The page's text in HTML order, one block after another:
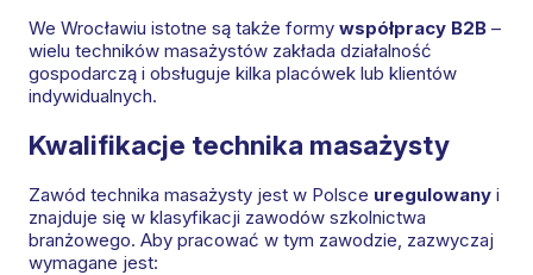
We Wrocławiu istotne są także formy współpracy B2B –
wielu techników masażystów zakłada działalność
gospodarczą i obsługuje kilka placówek lub klientów
indywidualnych.
Kwalifikacje technika masażysty
Zawód technika masażysty jest w Polsce uregulowany i
znajduje się w klasyfikacji zawodów szkolnictwa
branżowego. Aby pracować w tym zawodzie, zazwyczaj
wymagane jest: